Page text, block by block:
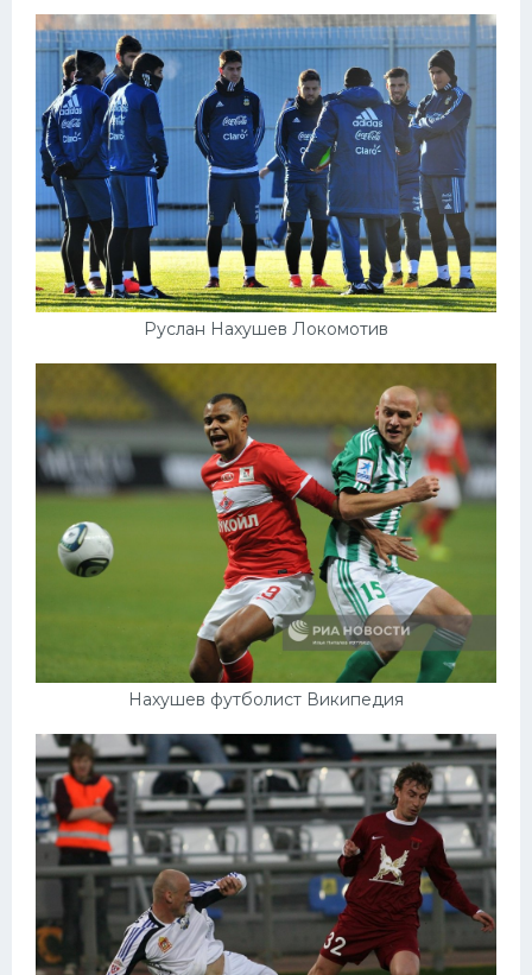
Руслан Нахушев Локомотив
Нахушев футболист Википедия